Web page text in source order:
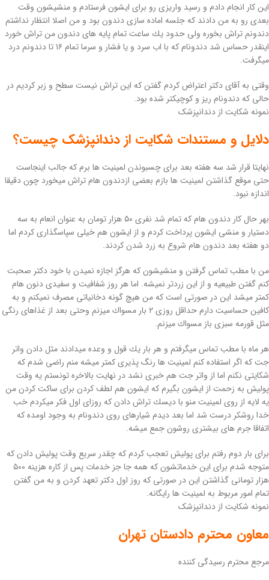
این كار انجام دادم و رسید واریزی رو برای ایشون فرستادم و منشیشون وقت
بعدی رو به من دادند كه جلسه اماده سازی دندون بود و من اصلا انتظار نداشتم
دندونم تراش بخوره ولی حدود یك ساعت تمام پایه های دندون من تراش خورد
اینقدر حساس شد دندونام كه با اب سرد و یا فشار و سرما تمام ١٦ تا دندونم درد
میگرفت.
وقتی به آقای دكتر اعتراض كردم گفتن كه این تراش نیست سطح و زبر كردیم در
حالی كه دندونام ریز و كوچیكتر شده بود.
نمونه شکایت از دندانپزشک
دلایل و مستندات شکایت از دندانپزشک چیست؟
نهایتا قرار شد سه هفته بعد برای چسبوندن لمینیت ها برم كه جالب اینجاست
حتی موقع گذاشتن لمینیت ها بازم بعضی ازدندون هام تراش میخورد چون دقیقا
اندازه نبود.
بهر حال كار دندون هام كه تمام شد نفری ٥٠ هزار تومان به عنوان انعام به سه
دستیار و منشی ایشون پرداخت كردم و از ایشون هم خیلی سپاسگذاری كردم اما
دو هفته بعد دندون هام شروع به زرد شدن كردند.
من با مطب تماس گرفتن و منشیشون كه هرگز اجازه نمیدن با خود دكتر صحبت
كنم گفتن طبیعیه و از این زردتر نمیشه. اما هر روز شفافیت و سفیدی دنون هام
كمتر میشد این در صورتی است كه من هیچ گونه دخانیاتی مصرف نمیكنم و به
كافین حساسیت دارم حداقل روزی ٢ بار مسواك میزنم وحتی بعد از غذاهای رنگی
مثل قورمه سبزی باز مسواك میزنم.
هر ماه با مطب تماس میگرفتم و هر بار یك قول و وعده میدادند مثل دادن واتر
جت كه اگر استفاده كنم لمینیت ها رنگ پذیری كمتر میشه منم راضی شدم كه
شكایتی نكنم اما از واتر جت هم خبری نشد در نهایت بالاخره تونستم یه وقت
پولیش به زحمت از ایشون بگیرم كه ایشون هم لطف كردن برای ساكت كردن من
یه لایه از روی لمینیت منو با دیسك تراش دادن كه روزای اول فكر میكردم خب
خدا روشكر درست شد اما بعد دیدم شیارهای روی دندونام به وجود اومده كه
اتفاقا جرم های بیشتری روشون جمع میشه.
برای بار دوم رفتم برای پولیش تعجب كردم كه چقدر سریع وقت پولیش دادن كه
متوجه شدم برای این خدماتشون كه همه جا جز خدمات پس از كاره هزینه ٥٠٠
هزار تومانی گذاشتن این در صورتی كه روز اول دكتر تعهد كردن و به من گفتن
تمام امور مربوط به لمینیت ها رایگانه.
نمونه شکایت از دندانپزشک
معاون محترم دادستان تهران
مرجع محترم رسیدگی کننده